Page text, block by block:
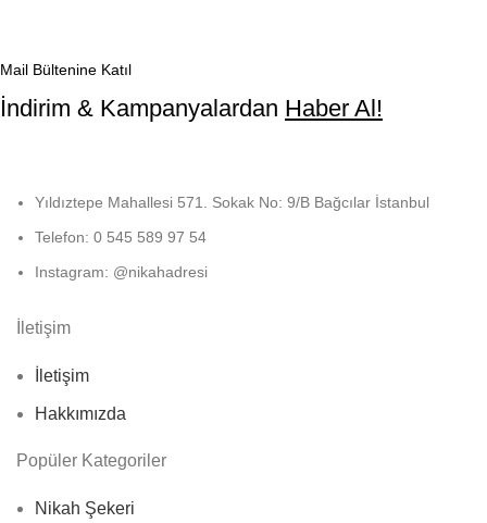
Mail Bültenine Katıl
İndirim & Kampanyalardan Haber Al!
Yıldıztepe Mahallesi 571. Sokak No: 9/B Bağcılar İstanbul
Telefon: 0 545 589 97 54
Instagram: @nikahadresi
İletişim
İletişim
Hakkımızda
Popüler Kategoriler
Nikah Şekeri